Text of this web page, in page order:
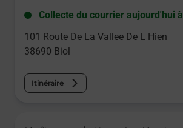
Collecte du courrier aujourd'hui à
101 Route De La Vallee De L Hien
38690 Biol
Itinéraire